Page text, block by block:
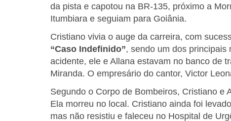
da pista e capotou na BR-135, próximo a
Itumbiara e seguiam para Goiânia.
Cristiano vivia o auge da carreira, com
“Caso Indefinido”, sendo um dos principais
acidente, ele e Allana estavam no banco de
Miranda. O empresário do cantor, Victor
Segundo o Corpo de Bombeiros, Cristiano e
Ela morreu no local. Cristiano ainda foi
mas não resistiu e faleceu no Hospital de